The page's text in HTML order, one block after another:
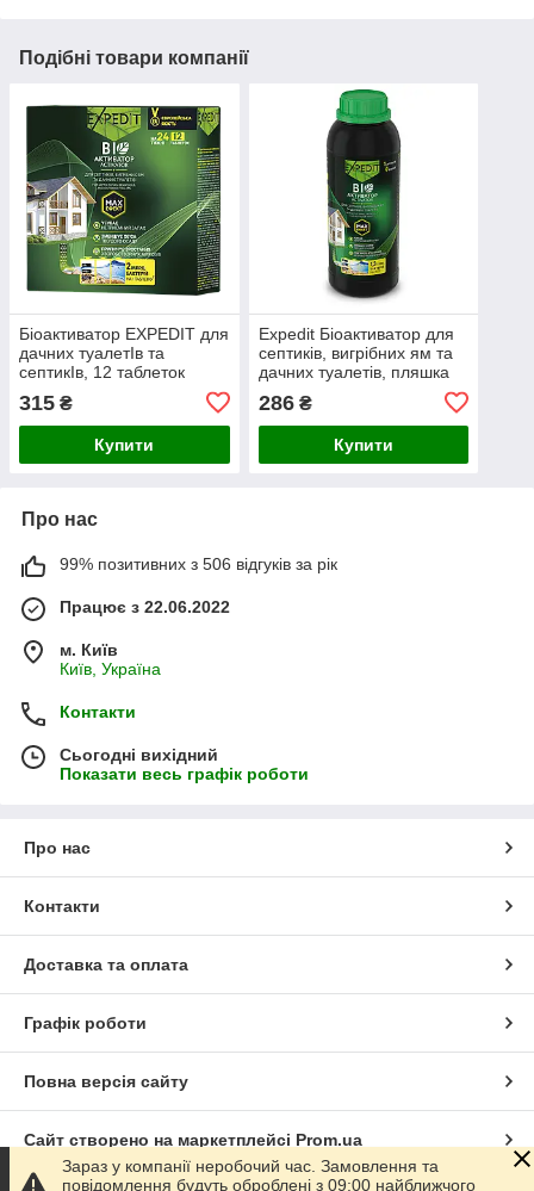
Подібні товари компанії
Біоактиватор EXPEDIT для
дачних туалетІв та
септикІв, 12 таблеток
315 ₴
Купити
Expedit Біоактиватор для
септиків, вигрібних ям та
дачних туалетів, пляшка
286₴
Купити
Про нас
99% позитивних з 506 відгуків за рік
Працює з 22.06.2022
м. Київ
Київ, Україна
Контакти
Сьогодні вихідний
Показати весь графік роботи
Про нас
Контакти
Доставка та оплата
Графік роботи
Повна версія сайту
Сайт створено на маркетплейсі Prom.ua
Зараз у компанії неробочий час. Замовлення та
повідомлення будуть оброблені з 09:00 найближчого